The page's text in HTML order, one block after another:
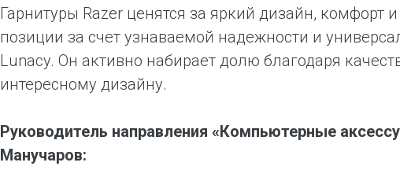
Гарнитуры Razer ценятся за яркий дизайн,
позиции за счет узнаваемой надежности и
Lunacy. Он активно набирает долю благодаря
интересному дизайну.
Руководитель направления «Компьютерные
Манучаров: